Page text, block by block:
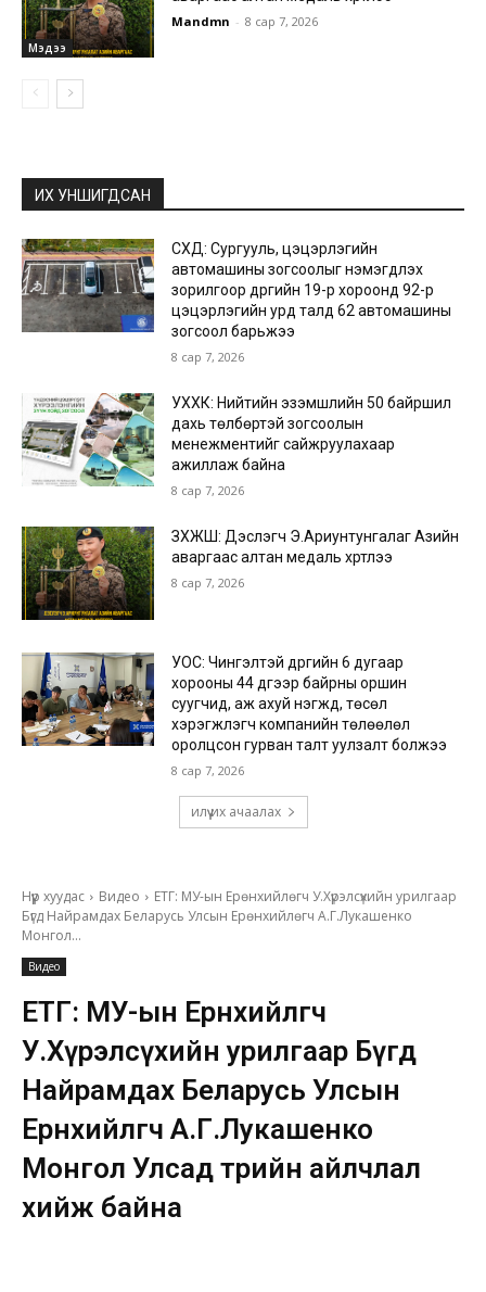
Мэдээ
Mandmn - 8 сар 7, 2026
ИХ УНШИГДСАН
СХД: Сургууль, цэцэрлэгийн
автомашины зогсоолыг нэмэгдүүлэх
зорилгоор дүүргийн 19-р хороонд 92-р
цэцэрлэгийн урд талд 62 автомашины
зогсоол барьжээ
8 сар 7, 2026
УХХК: Нийтийн эзэмшлийн 50 байршил
дахь төлбөртэй зогсоолын
менежментийг сайжруулахаар
ажиллаж байна
8 сар 7, 2026
ЗХЖШ: Дэслэгч Э.Ариунтунгалаг Азийн
аваргаас алтан медаль хүртлээ
8 сар 7, 2026
УОС: Чингэлтэй дүүргийн 6 дугаар
хорооны 44 дүгээр байрны оршин
суугчид, аж ахуй нэгжүүд, төсөл
хэрэгжүүлэгч компанийн төлөөлөл
оролцсон гурван талт уулзалт болжээ
8 сар 7, 2026
илүү их ачаалах